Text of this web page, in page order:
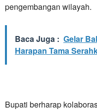
pengembangan wilayah.
Baca Juga : Gelar
Harapan Tama
Bupati berharap